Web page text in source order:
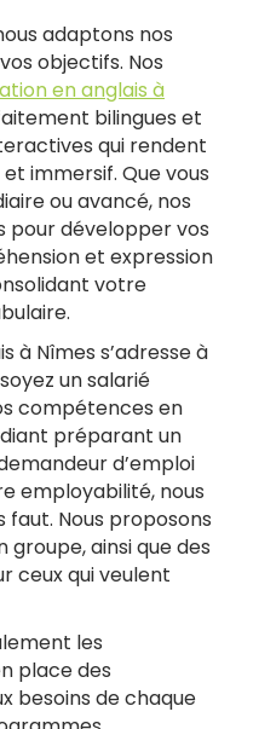
adaptons nos
objectifs. Nos
en anglais à
bilingues et
qui rendent
immersif. Que vous
ou avancé, nos
pour développer vos
et expression
votre
à Nîmes s’adresse à
un salarié
compétences en
préparant un
d’emploi
employabilité, nous
faut. Nous proposons
groupe, ainsi que des
ceux qui veulent
les
place des
besoins de chaque